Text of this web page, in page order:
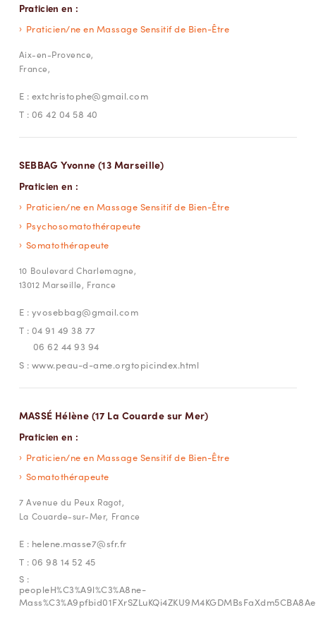
Praticien en :
Praticien/ne en Massage Sensitif de Bien-Être
Aix-en-Provence,
France,
E : extchristophe@gmail.com
T : 06 42 04 58 40
SEBBAG Yvonne (13 Marseille)
Praticien en :
Praticien/ne en Massage Sensitif de Bien-Être
Psychosomatothérapeute
Somatothérapeute
10 Boulevard Charlemagne,
13012 Marseille, France
E : yvosebbag@gmail.com
T : 04 91 49 38 77
06 62 44 93 94
S : www.peau-d-ame.orgtopicindex.html
MASSÉ Hélène (17 La Couarde sur Mer)
Praticien en :
Praticien/ne en Massage Sensitif de Bien-Être
Somatothérapeute
7 Avenue du Peux Ragot,
La Couarde-sur-Mer, France
E : helene.masse7@sfr.fr
T : 06 98 14 52 45
S :
peopleH%C3%A9l%C3%A8ne-